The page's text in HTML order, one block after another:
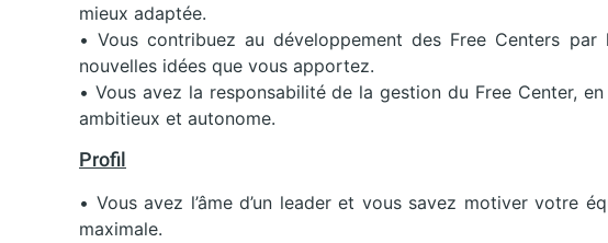
mieux adaptée.
• Vous contribuez au développement des Free Centers
nouvelles idées que vous apportez.
• Vous avez la responsabilité de la gestion du Free Center,
ambitieux et autonome.
Profil
• Vous avez l’âme d’un leader et vous savez motiver votre
maximale.